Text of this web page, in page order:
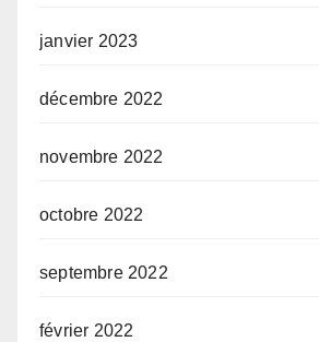
janvier 2023
décembre 2022
novembre 2022
octobre 2022
septembre 2022
février 2022